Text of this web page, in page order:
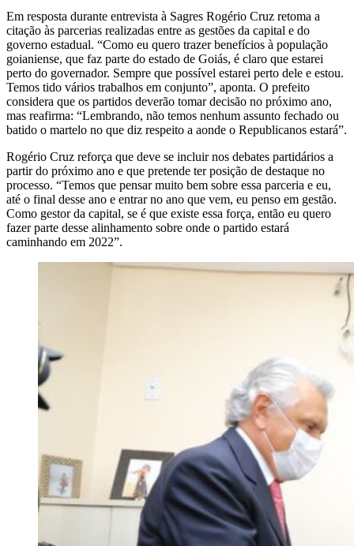
Em resposta durante entrevista à Sagres Rogério Cruz retoma a
citação às parcerias realizadas entre as gestões da capital e do
governo estadual. “Como eu quero trazer benefícios à população
goianiense, que faz parte do estado de Goiás, é claro que estarei
perto do governador. Sempre que possível estarei perto dele e estou.
Temos tido vários trabalhos em conjunto”, aponta. O prefeito
considera que os partidos deverão tomar decisão no próximo ano,
mas reafirma: “Lembrando, não temos nenhum assunto fechado ou
batido o martelo no que diz respeito a aonde o Republicanos estará”.
Rogério Cruz reforça que deve se incluir nos debates partidários a
partir do próximo ano e que pretende ter posição de destaque no
processo. “Temos que pensar muito bem sobre essa parceria e eu,
até o final desse ano e entrar no ano que vem, eu penso em gestão.
Como gestor da capital, se é que existe essa força, então eu quero
fazer parte desse alinhamento sobre onde o partido estará
caminhando em 2022”.